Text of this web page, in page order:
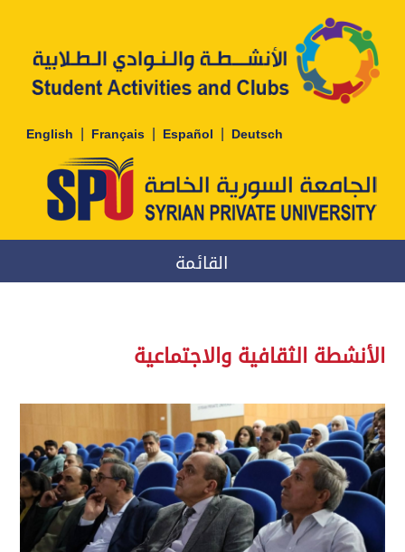
English | Français | Español | Deutsch
القائمة
الأنشطة الثقافية والاجتماعية